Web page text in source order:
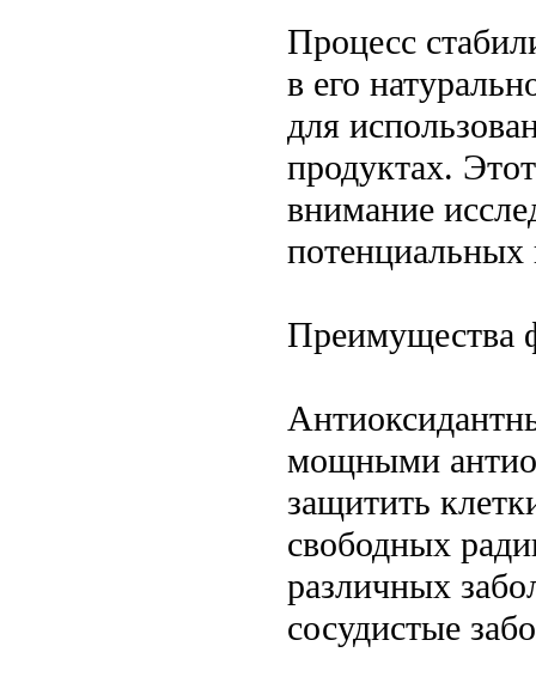
Процесс
в его
для
продуктах.
внимание
потенциальных
Преимущества
мощными
защитить
свободных
различных
сосудистые